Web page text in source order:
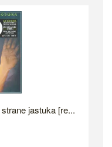
jastuka [re...